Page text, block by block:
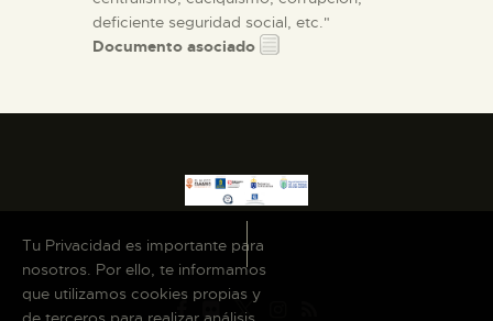
deficiente seguridad social, etc."
Documento asociado
Tu Privacidad es importante para
nosotros. Por ello, te informamos
que utilizamos cookies propias y